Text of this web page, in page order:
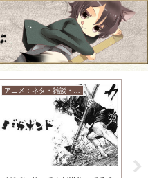
アニメ：ネタ・雑談・ニュース